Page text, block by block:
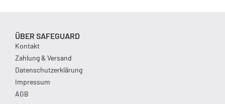
ÜBER SAFEGUARD
Kontakt
Zahlung & Versand
Datenschutzerklärung
Impressum
AGB